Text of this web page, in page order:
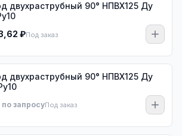
двухраструбный 90° НПВХ125 Ду
₽Под заказ
двухраструбный 90° НПВХ125 Ду
запросуПод заказ